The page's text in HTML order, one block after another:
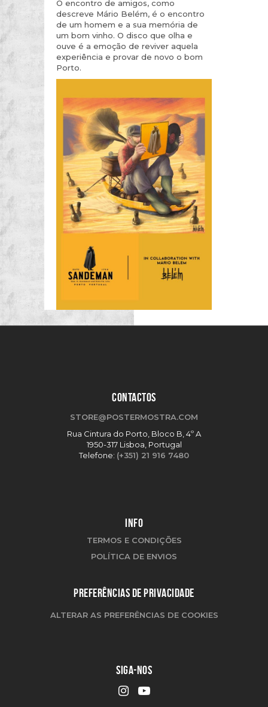
O encontro de amigos, como
descreve Mário Belém, é o encontro
de um homem e a sua memória de
um bom vinho. O disco que olha e
ouve é a emoção de reviver aquela
experiência e provar de novo o bom
Porto.
CONTACTOS
STORE@POSTERMOSTRA.COM
Rua Cintura do Porto, Bloco B, 4º A
1950-317 Lisboa, Portugal
Telefone: (+351) 21 916 7480
INFO
TERMOS E CONDIÇÕES
POLÍTICA DE ENVIOS
PREFERÊNCIAS DE PRIVACIDADE
ALTERAR AS PREFERÊNCIAS DE COOKIES
SIGA-NOS